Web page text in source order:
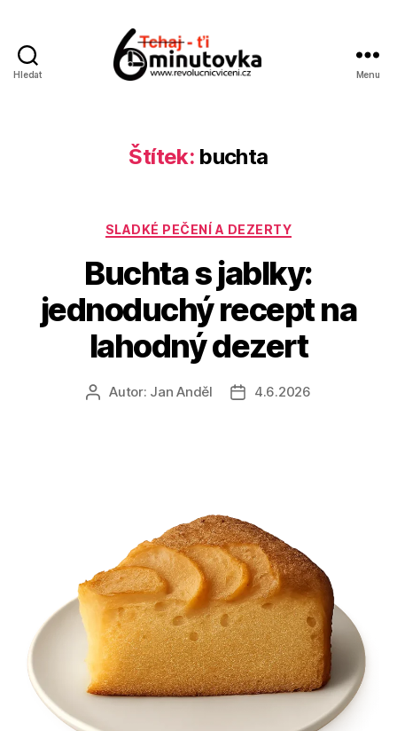
Hledat Menu
Štítek: buchta
Rubriky
SLADKÉ PEČENÍ A DEZERTY
Buchta s jablky:
jednoduchý recept na
lahodný dezert
AutorAutor: Jan Anděl
Datum
4.6.2026